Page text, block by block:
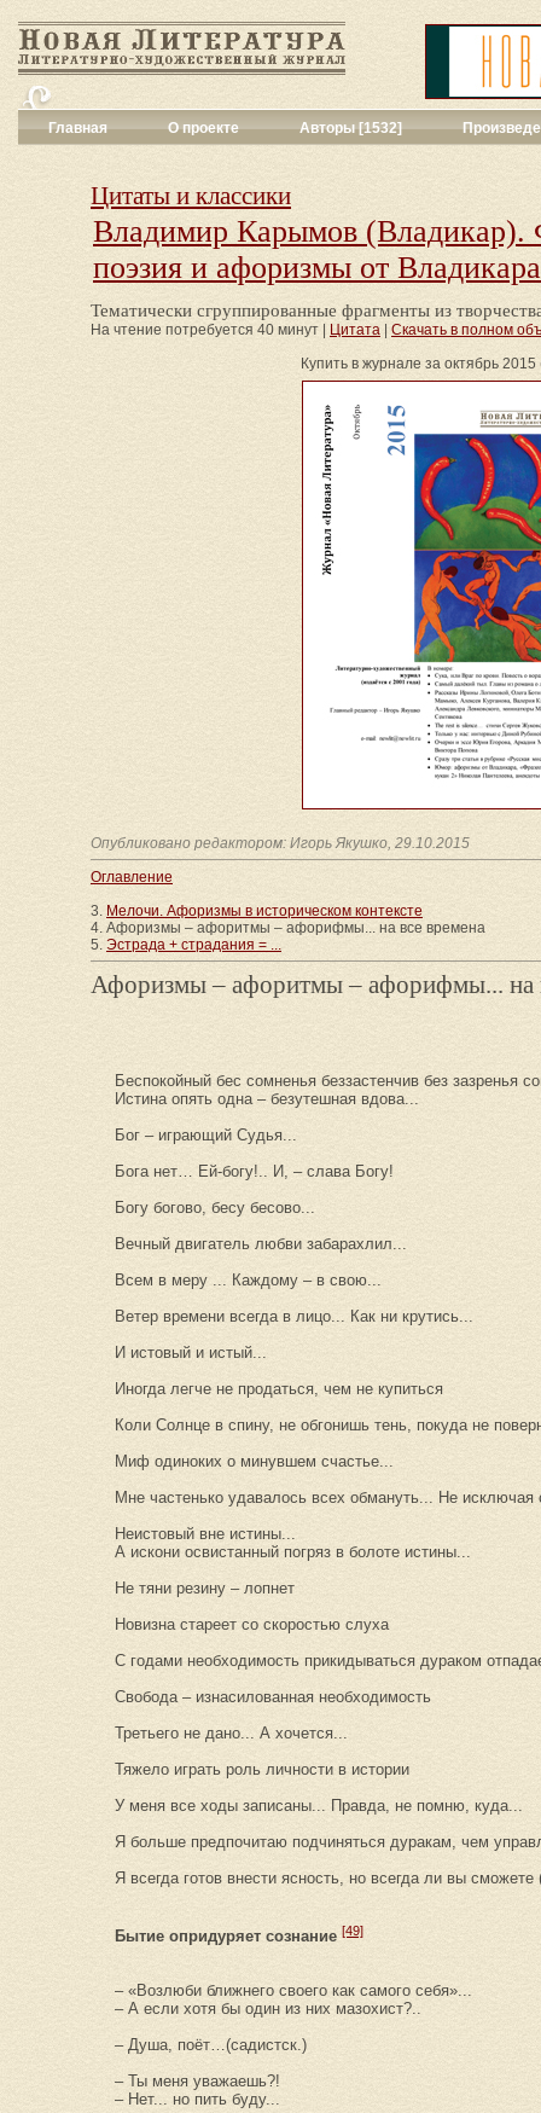
Главная О проекте Авторы [1532]
Переводы
Рассказы
Сценарии[16]
Философия,
Драматургия
Повести,
Поэзия[1016]
Другие жанры
Все жанры
Цитаты и классики
Владимир Карымов (Владикар).
поэзия и афоризмы от Владикара
Тематически сгруппированные фрагменты из
На чтение потребуется 40 минут | Цитата
Скачать в полном
Купить в журнале за октябрь
Опубликовано редактором: Игорь Якушко, 29.10.2015
Оглавление
3. Мелочи. Афоризмы в историческом контексте
4. Афоризмы – афоритмы – афорифмы... на все времена
5. Эстрада + страдания = ...
Афоризмы – афоритмы – афорифмы... на
Беспокойный бес сомненья беззастенчив без зазренья
Истина опять одна – безутешная вдова...
Бог – играющий Судья...
Бога нет… Ей-богу!.. И, – слава Богу!
Богу богово, бесу бесово...
Вечный двигатель любви забарахлил...
Всем в меру ... Каждому – в свою...
Ветер времени всегда в лицо... Как ни крутись...
И истовый и истый...
Иногда легче не продаться, чем не купиться
Коли Солнце в спину, не обгонишь тень, покуда не
Миф одиноких о минувшем счастье...
Мне частенько удавалось всех обмануть... Не исключая
Неистовый вне истины...
А искони освистанный погряз в болоте истины...
Не тяни резину – лопнет
Новизна стареет со скоростью слуха
С годами необходимость прикидываться дураком
Свобода – изнасилованная необходимость
Третьего не дано... А хочется...
Тяжело играть роль личности в истории
У меня все ходы записаны... Правда, не помню, куда...
Я больше предпочитаю подчиняться дуракам, чем
Я всегда готов внести ясность, но всегда ли вы
Бытие опридуряет сознание [49]
– «Возлюби ближнего своего как самого себя»...
– А если хотя бы один из них мазохист?..
– Душа, поёт…(садистск.)
– Ты меня уважаешь?!
– Нет... но пить буду...